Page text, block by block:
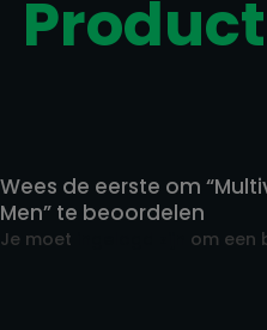
Product
Wees de eerste om
Men” te beoordelen
Je moet om een